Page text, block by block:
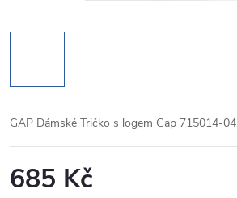
GAP Dámské Tričko s logem Gap 715014-04
685 Kč